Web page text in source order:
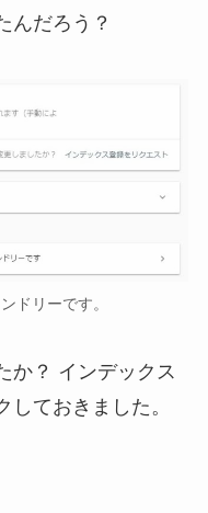
んだろう？
ドリーです。
か？ インデックス
ておきました。